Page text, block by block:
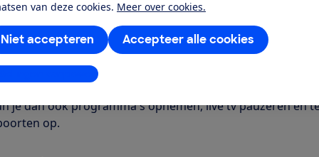
van deze cookies. Meer over cookies.
Accepteer alle cookies
Niet accepteren
aanpassen
een smart-tv met onder meer apps voor Netflix en
Verder is deze tv geschikt voor HDR-beeldmateriaal. Je
kabel-tv en satelliet-tv providers. Je hebt wel een
te bekijken. Deze is verkrijgbaar bij je provider. Via een
je dan ook programma's opnemen, live tv pauzeren en
op.